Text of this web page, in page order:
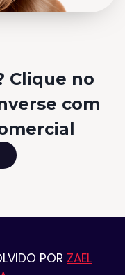
Clique no
com
POR ZAEL